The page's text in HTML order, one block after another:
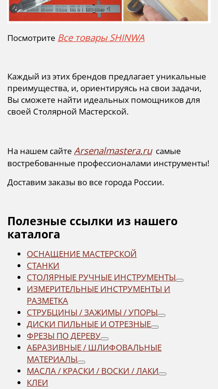
Посмотрите Все товары SHINWA
Каждый из этих брендов предлагает уникальные
преимущества, и, ориентируясь на свои задачи,
Вы сможете найти идеальных помощников для
своей Столярной Мастерской.
На нашем сайте Arsenalmastera.ruсамые
востребованные профессионалами инструменты!
Доставим заказы во все города России.
Полезные ссылки из нашего
каталога
ОСНАЩЕНИЕ МАСТЕРСКОЙ
СТАНКИ
СТОЛЯРНЫЕ РУЧНЫЕ ИНСТРУМЕНТЫ
ИЗМЕРИТЕЛЬНЫЕ ИНСТРУМЕНТЫ И
РАЗМЕТКА
СТРУБЦИНЫ / ЗАЖИМЫ / УПОРЫ
ДИСКИ ПИЛЬНЫЕ И ОТРЕЗНЫЕ
ФРЕЗЫ ПО ДЕРЕВУ
АБРАЗИВНЫЕ / ШЛИФОВАЛЬНЫЕ
МАТЕРИАЛЫ
МАСЛА / КРАСКИ / ВОСКИ / ЛАКИ
КЛЕИ